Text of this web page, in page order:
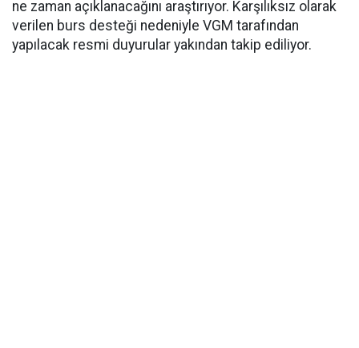
ne zaman açıklanacağını araştırıyor. Karşılıksız olarak
verilen burs desteği nedeniyle VGM tarafından
yapılacak resmi duyurular yakından takip ediliyor.